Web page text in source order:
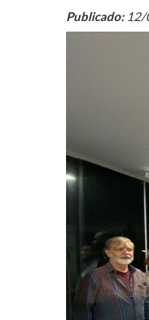
Publicado:12/